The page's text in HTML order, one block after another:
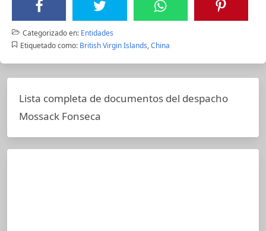
Categorizado en: Entidades
Etiquetado como: British Virgin Islands,China
Lista completa de documentos del despacho
Mossack Fonseca